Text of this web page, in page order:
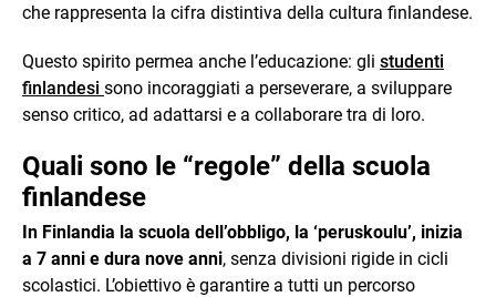
che rappresenta la cifra distintiva della cultura finlandese.
Questo spirito permea anche l’educazione: gli studenti
finlandesi sono incoraggiati a perseverare, a sviluppare
senso critico, ad adattarsi e a collaborare tra di loro.
Quali sono le “regole” della scuola
finlandese
In Finlandia la scuola dell’obbligo, la ‘peruskoulu’, inizia
a 7 anni e dura nove anni, senza divisioni rigide in cicli
scolastici. L’obiettivo è garantire a tutti un percorso